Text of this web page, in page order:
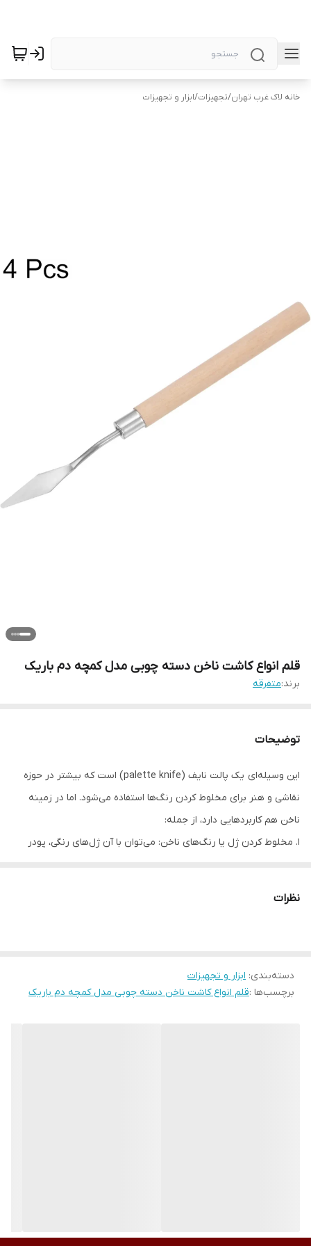
خانه لاک غرب تهران/تجهیزات/ابزار و تجهیزات
قلم انواع کاشت ناخن دسته چوبی مدل کمچه دم باریک
برند:متفرقه
توضیحات
این وسیله‌ای یک پالت نایف (palette knife) است که بیشتر در حوزه
نقاشی و هنر برای مخلوط کردن رنگ‌ها استفاده می‌شود. اما در زمینه
ناخن هم کاربردهایی دارد، از جمله:
1. مخلوط کردن ژل یا رنگ‌های ناخن: می‌توان با آن ژل‌های رنگی، پودر
به قالب یا قلم‌مو.
نظرات
دسته‌بندی: ابزار و تجهیزات
برچسب‌ها :قلم انواع کاشت ناخن دسته چوبی مدل کمچه دم باریک